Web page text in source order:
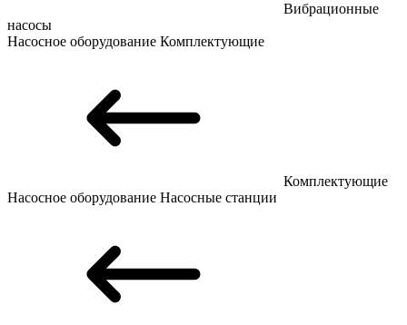
Вибрационные
насосы
Насосное оборудование Комплектующие
Комплектующие
Насосное оборудование Насосные станции